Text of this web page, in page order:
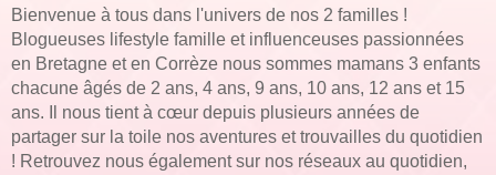
Bienvenue à tous dans l'univers de nos 2 familles !
Blogueuses lifestyle famille et influenceuses passionnées
en Bretagne et en Corrèze nous sommes mamans 3 enfants
chacune âgés de 2 ans, 4 ans, 9 ans, 10 ans, 12 ans et 15
ans. Il nous tient à cœur depuis plusieurs années de
partager sur la toile nos aventures et trouvailles du quotidien
! Retrouvez nous également sur nos réseaux au quotidien,